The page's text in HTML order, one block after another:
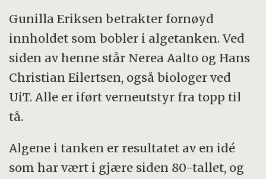
Gunilla Eriksen betrakter fornøyd
innholdet som bobler i algetanken. Ved
siden av henne står Nerea Aalto og Hans
Christian Eilertsen, også biologer ved
UiT. Alle er iført verneutstyr fra topp til
tå.
Algene i tanken er resultatet av en idé
som har vært i gjære siden 80-tallet, og